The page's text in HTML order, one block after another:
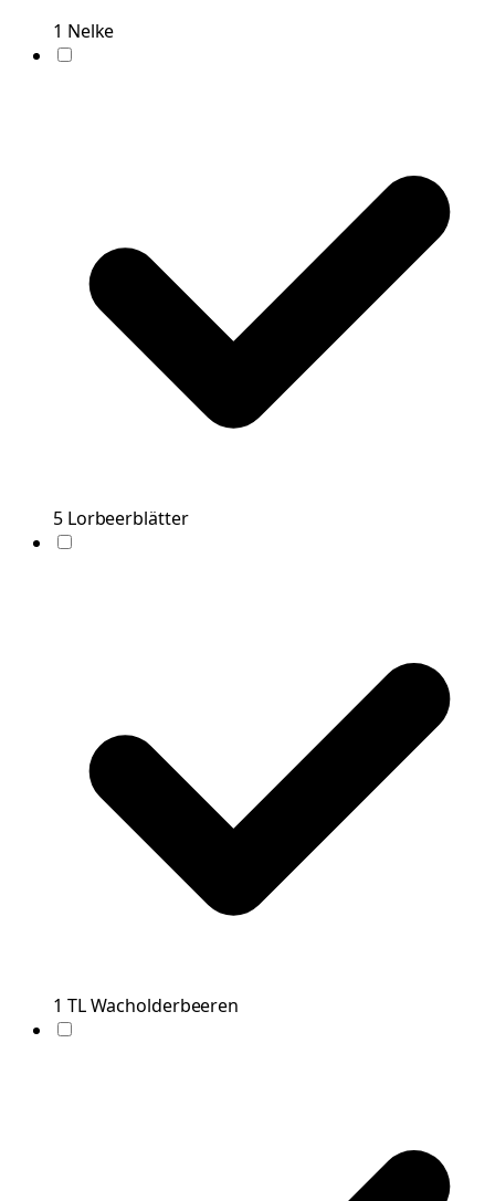
1 Nelke
5 Lorbeerblätter
1 TLWacholderbeeren